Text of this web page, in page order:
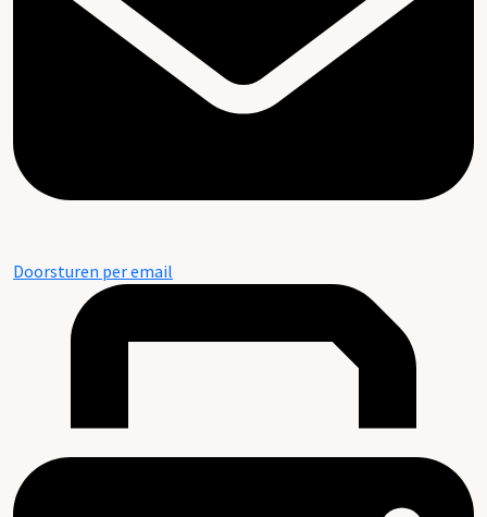
Doorsturen per email